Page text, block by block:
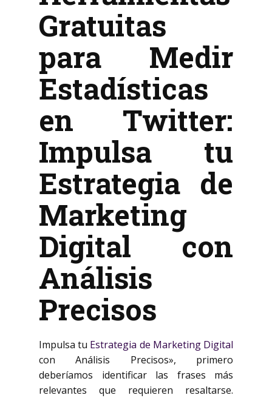
Gratuitas
para Medir
Estadísticas
en Twitter:
Impulsa tu
Estrategia de
Marketing
Digital con
Análisis
Precisos
Impulsa tu Estrategia de Marketing Digital
con Análisis Precisos», primero
deberíamos identificar las frases más
relevantes que requieren resaltarse.